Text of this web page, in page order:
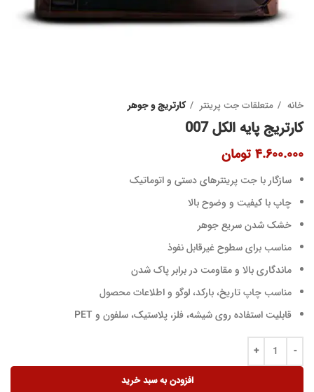
خانه متعلقات جت پرینتر کارتریج و جوهر
کارتریج پایه الکل 007
تومان
سازگار با جت پرینترهای دستی و اتوماتیک
چاپ با کیفیت و وضوح بالا
خشک شدن سریع جوهر
مناسب برای سطوح غیرقابل نفوذ
ماندگاری بالا و مقاومت در برابر پاک شدن
مناسب چاپ تاریخ، بارکد، لوگو و اطلاعات محصول
قابلیت استفاده روی شیشه، فلز، پلاستیک، سلفون و PET
افزودن به سبد خرید